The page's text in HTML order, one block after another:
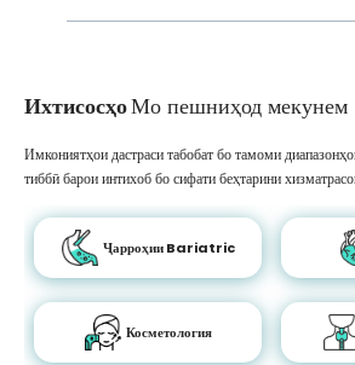
ИхтисосҳоМо пешниҳод мекунем
Имкониятҳои дастраси табобат бо тамоми
тиббӣ барои интихоб бо сифати беҳтарини
Ҷарроҳии Bariatric
Косметология